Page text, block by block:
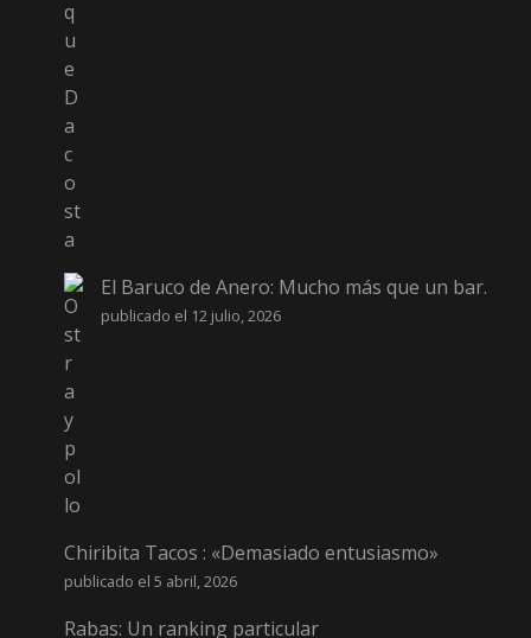
El Baruco de Anero: Mucho más que un bar.
publicado el 12 julio, 2026
Chiribita Tacos : «Demasiado entusiasmo»
publicado el 5 abril, 2026
Rabas: Un ranking particular